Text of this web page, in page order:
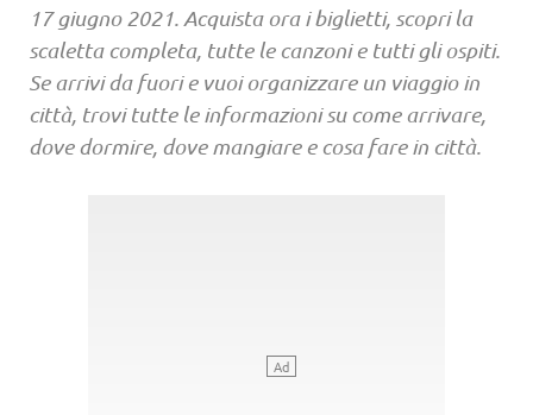
17 giugno 2021. Acquista ora i biglietti, scopri la
scaletta completa, tutte le canzoni e tutti gli ospiti.
Se arrivi da fuori e vuoi organizzare un viaggio in
città, trovi tutte le informazioni su come arrivare,
dove dormire, dove mangiare e cosa fare in città.